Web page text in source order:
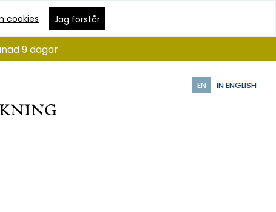
cookies Jag förstår
EN IN ENGLISH
9 dagar